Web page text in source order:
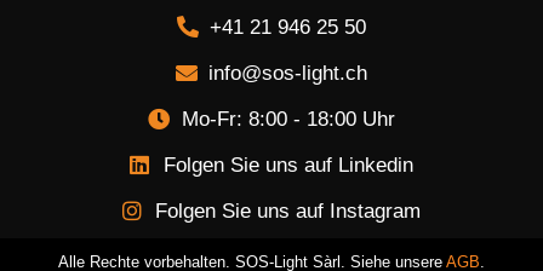
+41 21 946 25 50
info@sos-light.ch
Mo-Fr: 8:00 - 18:00 Uhr
Folgen Sie uns auf Linkedin
Folgen Sie uns auf Instagram
Alle Rechte vorbehalten. SOS-Light Sàrl. Siehe unsere AGB